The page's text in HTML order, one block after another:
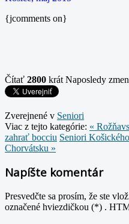
{jcomments on}
Čítať 2800 krát Naposledy
Zverejnené v Seniori
Viac z tejto kategórie: «
zahrať bocciu Seniori
Chorvátsku »
Napíšte komentár
Presvedčte sa prosím, že ste
označené hviezdičkou (*) .